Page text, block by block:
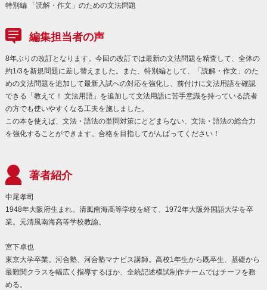
特別編 「読解・作文」のための文法問題
編集担当者の声
8年ぶりの改訂となります。今回の改訂では最新の文法問題を精査して、全体の
約1/3を新規問題に差し替えました。また、特別編として、「読解・作文」のた
めの文法問題を追加して最新入試への対応を強化し、前付けに文法用語を確認
できる「教えて！ 文法用語」を追加して文法用語に苦手意識を持っている読者
の方でも使いやすくなる工夫を施しました。
この本を使えば、文法・語法の単問対策にとどまらない、文法・語法の総合力
を強化することができます。合格を目指してがんばってください！
著者紹介
中尾孝司
1948年大阪府生まれ。清風南海高等学校を経て、1972年大阪外国語大学を卒
業。元清風南海高等学校教諭。
宮下卓也
東京大学卒業。河合塾、河合塾マナビス講師。高校1年生から既卒生、基礎から
最難関クラスを幅広く指導するほか、全統記述模試制作チームではチーフを務
める。